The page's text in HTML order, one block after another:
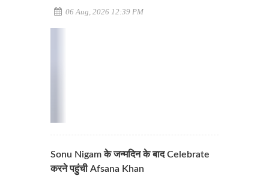
06 Aug, 2026 12:39 PM
Sonu Nigam के जन्मदिन के बाद Celebrate
करने पहुंची Afsana Khan